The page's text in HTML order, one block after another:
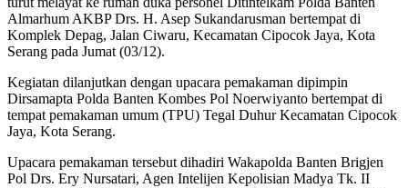
Almarhum AKBP Drs. H. Asep Sukandarusman bertempat di
Komplek Depag, Jalan Ciwaru, Kecamatan Cipocok Jaya, Kota
Serang pada Jumat (03/12).
Kegiatan dilanjutkan dengan upacara pemakaman dipimpin
Dirsamapta Polda Banten Kombes Pol Noerwiyanto bertempat di
tempat pemakaman umum (TPU) Tegal Duhur Kecamatan Cipocok
Jaya, Kota Serang.
Upacara pemakaman tersebut dihadiri Wakapolda Banten Brigjen
Pol Drs. Ery Nursatari, Agen Intelijen Kepolisian Madya Tk. II